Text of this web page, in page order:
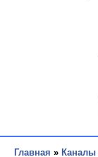
Главная » Каналы